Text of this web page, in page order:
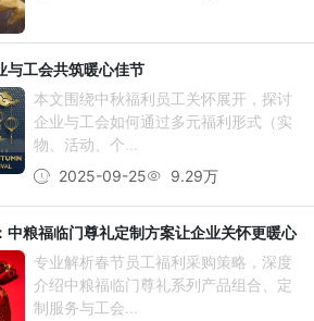
与工会共筑暖心佳节
本文围绕中秋福利员工关怀展开，探讨
企业与工会如何通过多元福利形式（实
物、活动、个...
2025-09-25
9.29万
中粮福临门尊礼定制方案让企业关怀更暖心
专业解析春节员工福利采购策略，深度
介绍中粮福临门尊礼系列产品组合、定
制服务与工会...